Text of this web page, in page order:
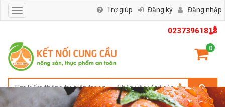
02373961818
0
Toggle
navigation
Trợ giúp Đăng ký Đăng nhập